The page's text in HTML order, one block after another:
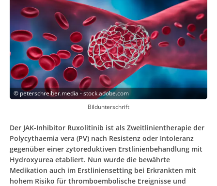
© peterschreiber.media - stock.adobe.com
Bildunterschrift
Der JAK-Inhibitor Ruxolitinib ist als Zweitlinientherapie der
Polycythaemia vera (PV) nach Resistenz oder Intoleranz
gegenüber einer zytoreduktiven Erstlinienbehandlung mit
Hydroxyurea etabliert. Nun wurde die bewährte
Medikation auch im Erstliniensetting bei Erkrankten mit
hohem Risiko für thromboembolische Ereignisse und